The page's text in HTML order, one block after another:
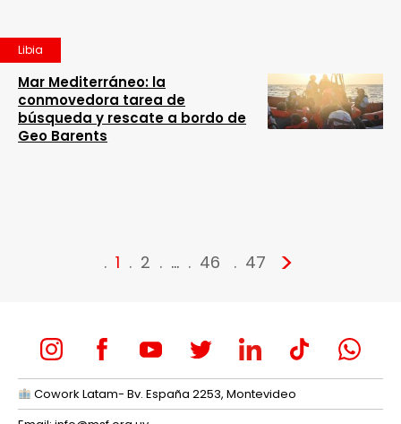
Libia
Mar Mediterráneo: la
conmovedora tarea de
búsqueda y rescate a bordo de
Geo Barents
1 2 … 46 47 >
Cowork Latam- Bv. España 2253, Montevideo